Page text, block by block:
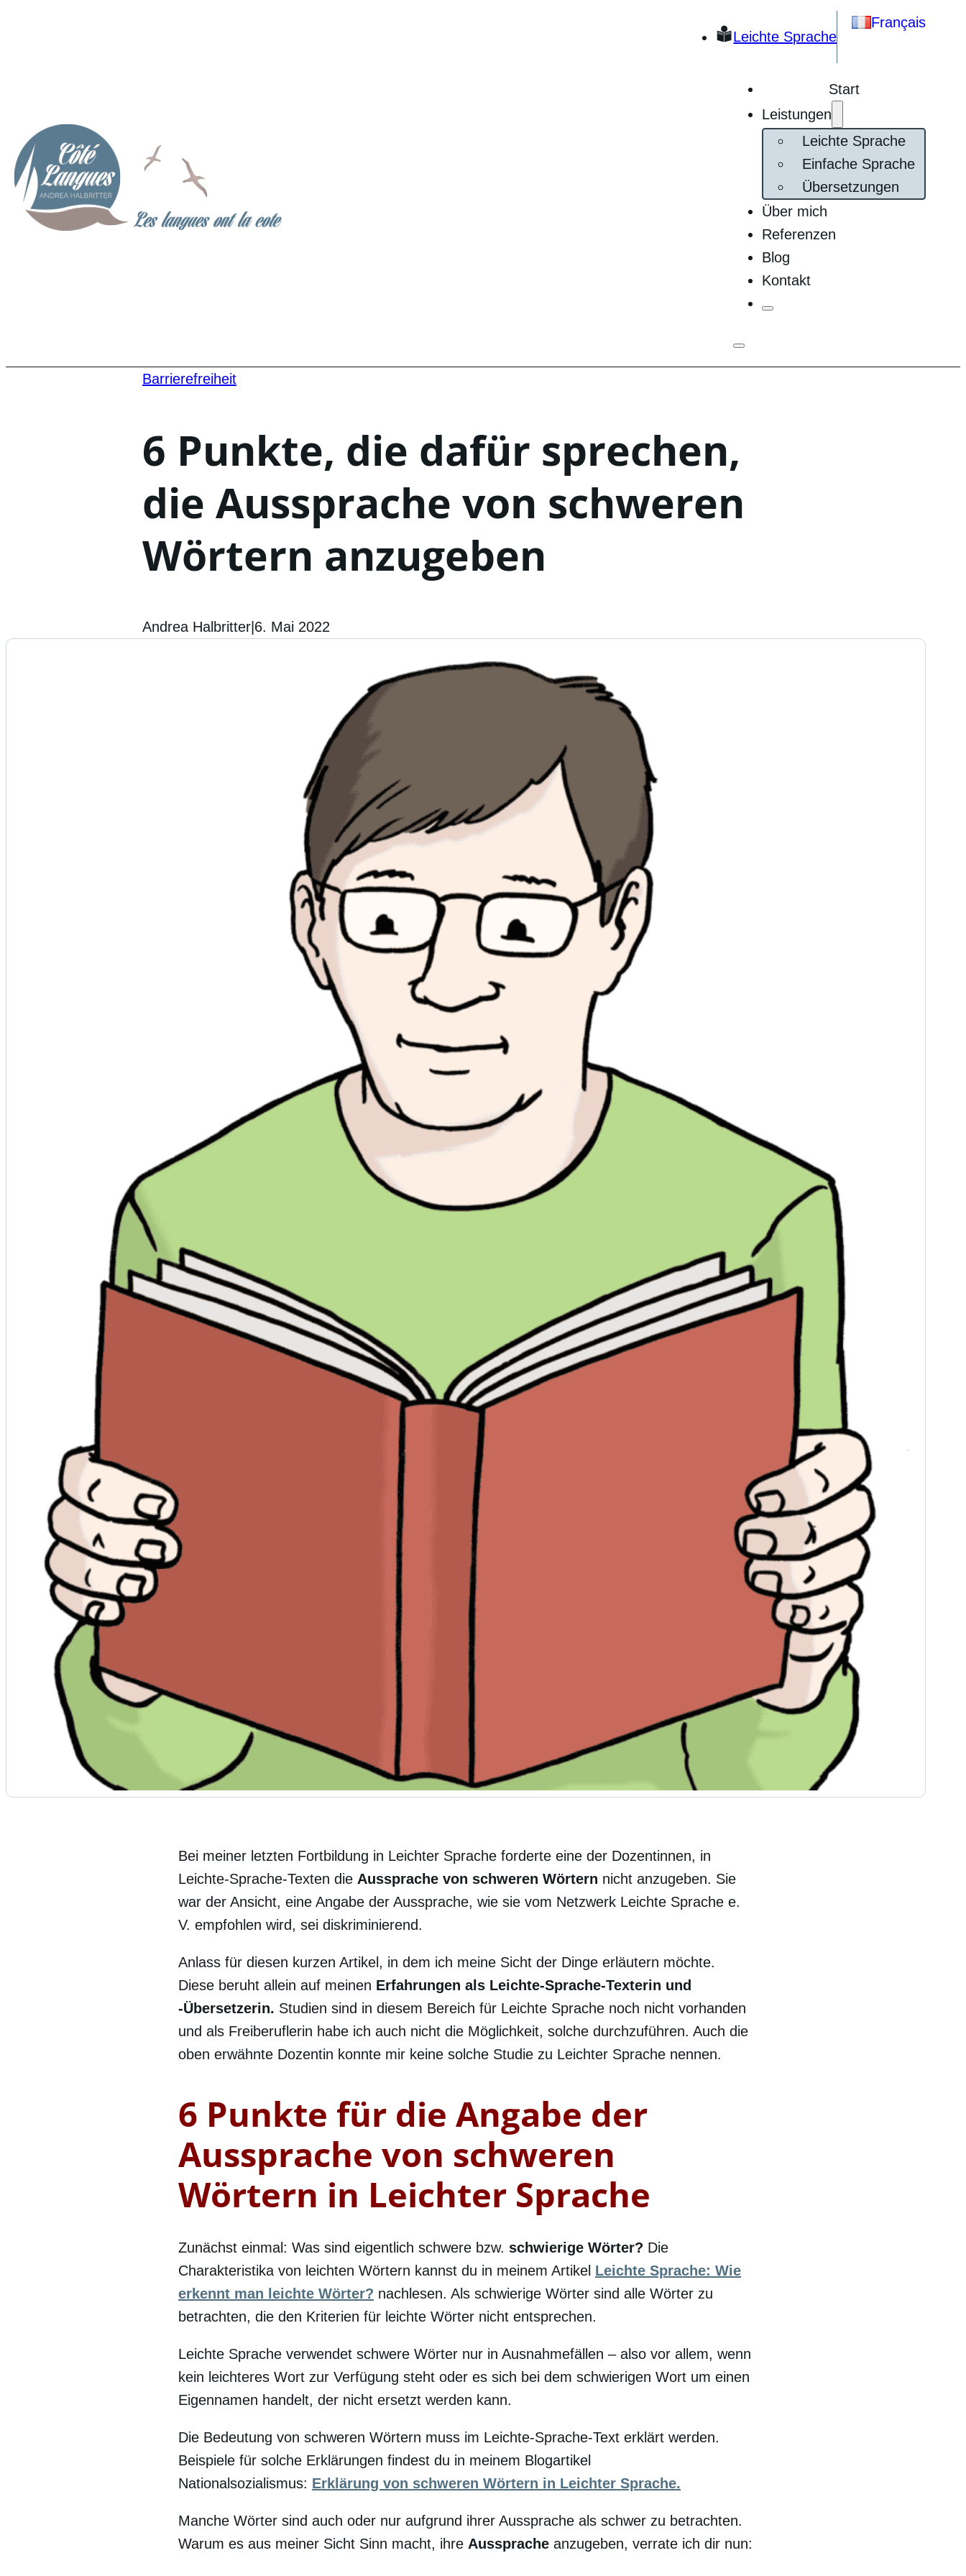
Leichte Sprache
Français
Start
Leistungen
Leichte Sprache
Einfache Sprache
Übersetzungen
Über mich
Referenzen
Blog
Kontakt
Barrierefreiheit
6 Punkte, die dafür sprechen,
die Aussprache von schweren
Wörtern anzugeben
Andrea Halbritter 6. Mai 2022
Bei meiner letzten Fortbildung in Leichter Sprache forderte eine der Dozentinnen, in
Leichte-Sprache-Texten die Aussprache von schweren Wörtern nicht anzugeben. Sie
war der Ansicht, eine Angabe der Aussprache, wie sie vom Netzwerk Leichte Sprache e.
V. empfohlen wird, sei diskriminierend.
Anlass für diesen kurzen Artikel, in dem ich meine Sicht der Dinge erläutern möchte.
Diese beruht allein auf meinen Erfahrungen als Leichte-Sprache-Texterin und
-Übersetzerin. Studien sind in diesem Bereich für Leichte Sprache noch nicht vorhanden
und als Freiberuflerin habe ich auch nicht die Möglichkeit, solche durchzuführen. Auch die
oben erwähnte Dozentin konnte mir keine solche Studie zu Leichter Sprache nennen.
6 Punkte für die Angabe der
Aussprache von schweren
Wörtern in Leichter Sprache
Zunächst einmal: Was sind eigentlich schwere bzw. schwierige Wörter? Die
Charakteristika von leichten Wörtern kannst du in meinem Artikel Leichte Sprache: Wie
erkennt man leichte Wörter? nachlesen. Als schwierige Wörter sind alle Wörter zu
betrachten, die den Kriterien für leichte Wörter nicht entsprechen.
Leichte Sprache verwendet schwere Wörter nur in Ausnahmefällen – also vor allem, wenn
kein leichteres Wort zur Verfügung steht oder es sich bei dem schwierigen Wort um einen
Eigennamen handelt, der nicht ersetzt werden kann.
Die Bedeutung von schweren Wörtern muss im Leichte-Sprache-Text erklärt werden.
Beispiele für solche Erklärungen findest du in meinem Blogartikel
Nationalsozialismus: Erklärung von schweren Wörtern in Leichter Sprache.
Manche Wörter sind auch oder nur aufgrund ihrer Aussprache als schwer zu betrachten.
Warum es aus meiner Sicht Sinn macht, ihre Aussprache anzugeben, verrate ich dir nun: